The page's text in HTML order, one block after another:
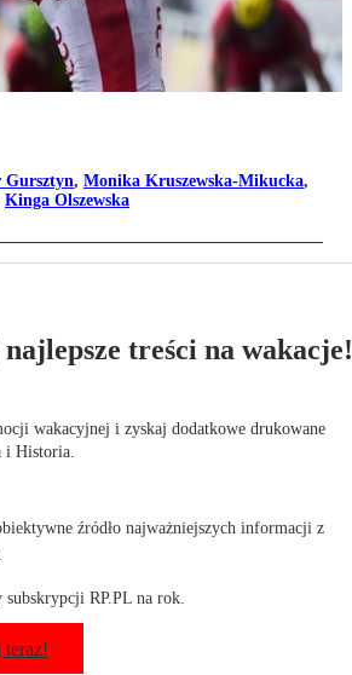
Gursztyn, Monika Kruszewska-Mikucka,
Kinga Olszewska
treści na wakacje!
wakacyjnej i zyskaj dodatkowe drukowane
i Historia.
źródło najważniejszych informacji z
subskrypcji RP.PL na rok.
teraz!